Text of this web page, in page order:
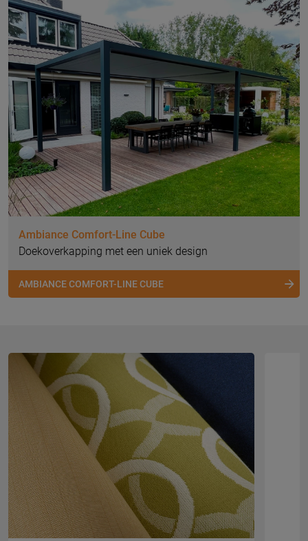
Ambiance Comfort-Line Cube
Doekoverkapping met een uniek design
AMBIANCE COMFORT-LINE CUBE